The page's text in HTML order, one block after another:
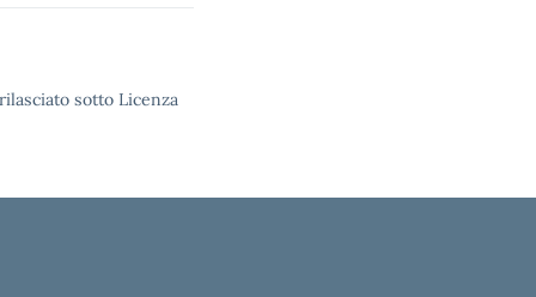
sotto Licenza